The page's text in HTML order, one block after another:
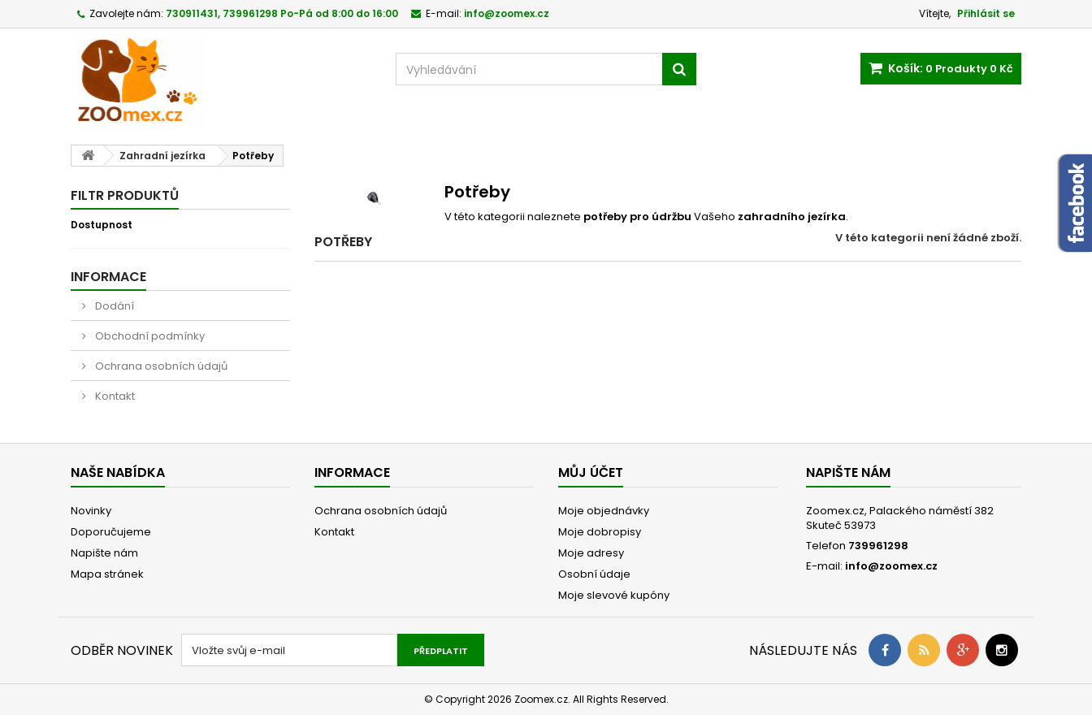
Vítejte, Přihlásit se
Zavolejte nám: 730911431, 739961298 Po-Pá od 8:00 do 16:00 E-mail: info@zoomex.cz
Košík: 0 Produkty 0 Kč
Zahradní jezírka Potřeby
FILTR PRODUKTŮ
Dostupnost
INFORMACE
Dodání
Obchodní podmínky
Ochrana osobních údajů
Kontakt
Potřeby
V této kategorii naleznete potřeby pro údržbu Vašeho zahradního jezírka.
POTŘEBY V této kategorii není žádné zboží.
NAŠE NABÍDKA
Novinky
Doporučujeme
Napište nám
Mapa stránek
INFORMACE
Ochrana osobních údajů
Kontakt
© Copyright 2026 Zoomex.cz. All Rights Reserved.
MŮJ ÚČET
Moje objednávky
Moje dobropisy
Moje adresy
Osobní údaje
Moje slevové kupóny
NAPIŠTE NÁM
Zoomex.cz, Palackého náměstí 382
Skuteč 53973
Telefon 739961298
E-mail: info@zoomex.cz
ODBĚR NOVINEK PŘEDPLATIT NÁSLEDUJTE NÁS